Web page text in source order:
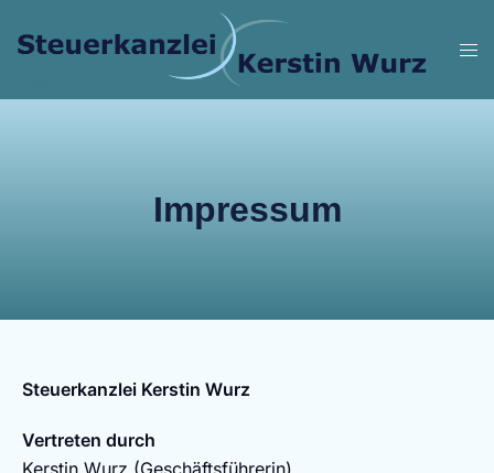
Impressum
Steuerkanzlei Kerstin Wurz
Vertreten durch